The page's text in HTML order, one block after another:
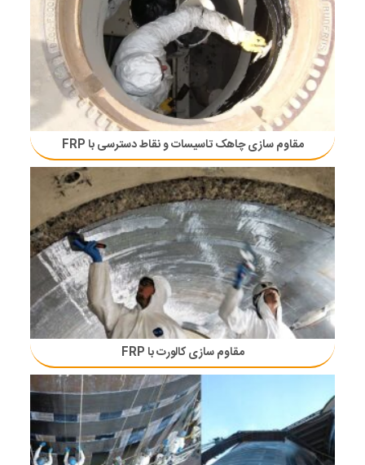
مقاوم سازی چاهک تاسیسات و نقاط دسترسی با FRP
مقاوم سازی کالورت با FRP